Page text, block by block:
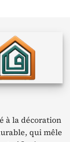
à la décoration
qui mêle